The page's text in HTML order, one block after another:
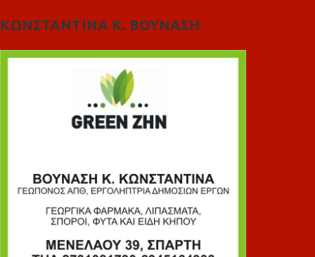
ΚΩΝΣΤΑΝΤΙΝΑ Κ. ΒΟΥΝΑΣΗ